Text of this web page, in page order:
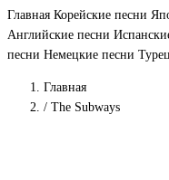
Главная Корейские песни
Английские песни
песни Немецкие песни
Главная
/ The Subways